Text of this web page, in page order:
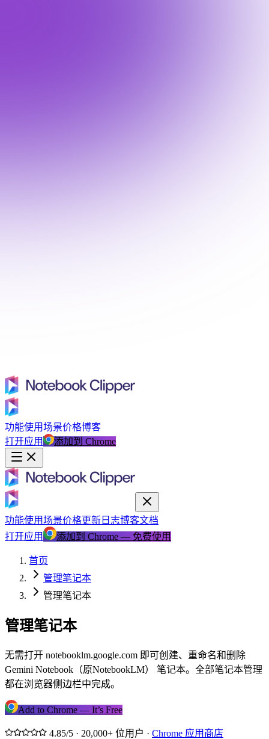
功能使用场景价格博客
打开应用
添加到 Chrome
功能使用场景价格更新日志博客文档
打开应用
添加到 Chrome — 免费使用
首页
管理笔记本
管理笔记本
管理笔记本
无需打开 notebooklm.google.com 即可创建、重命名和删除
Gemini Notebook（原NotebookLM） 笔记本。全部笔记本管理
都在浏览器侧边栏中完成。
Add to Chrome — It’s Free
4.85/5 · 20,000+ 位用户 · Chrome 应用商店